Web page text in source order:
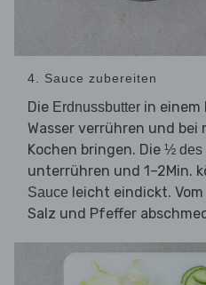
4. Sauce zubereiten
Die Erdnussbutter in einem
Wasser verrühren und
Kochen bringen. Die ½ des
unterrühren und 1–2Min.
Sauce leicht eindickt.
Salz und Pfeffer